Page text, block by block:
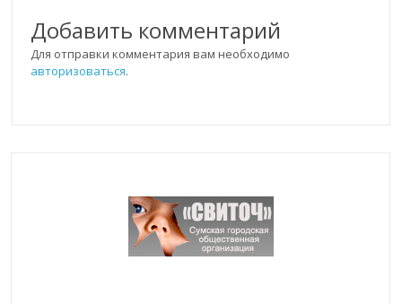
Добавить комментарий
Для отправки комментария вам необходимо
авторизоваться.